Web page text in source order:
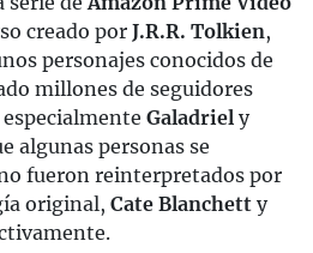
creado por J.R.R. Tolkien,
personajes conocidos de
millones de seguidores
Galadriel y
algunas personas se
fueron reinterpretados por
original, Cate Blanchett y